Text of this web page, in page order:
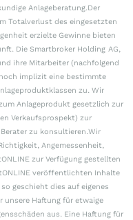
Anlageberatung.Der
Totalverlust des eingesetzten
erzielte Gewinne bieten
Die Smartbroker Holding AG,
ihre Mitarbeiter (nachfolgend
implizit eine bestimmte
zu. Wir
Anlageprodukt gesetzlich zur
Verkaufsprospekt) zur
zu konsultieren.Wir
Angemessenheit,
zur Verfügung gestellten
veröffentlichten Inhalte
geschieht dies auf eigenes
unsere Haftung für etwaige
aus. Eine Haftung für